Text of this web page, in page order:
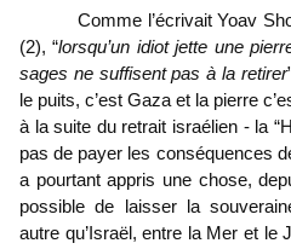
Comme l’écrivait Yoav
(2), “lorsqu’un idiot jette une
sages ne suffisent pas à la retirer
le puits, c’est Gaza et la pierre
à la suite du retrait israélien - la
pas de payer les conséquences
a pourtant appris une chose,
possible de laisser la
autre qu’Israël, entre la Mer et le